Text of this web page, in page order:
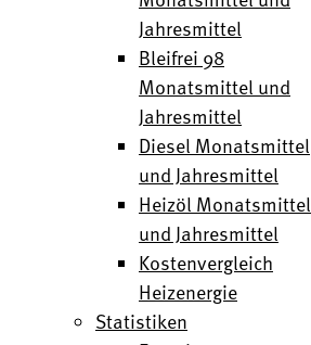
Jahresmittel
Bleifrei 98
Monatsmittel und
Jahresmittel
Diesel Monatsmittel
und Jahresmittel
Heizöl Monatsmittel
und Jahresmittel
Kostenvergleich
Heizenergie
Statistiken